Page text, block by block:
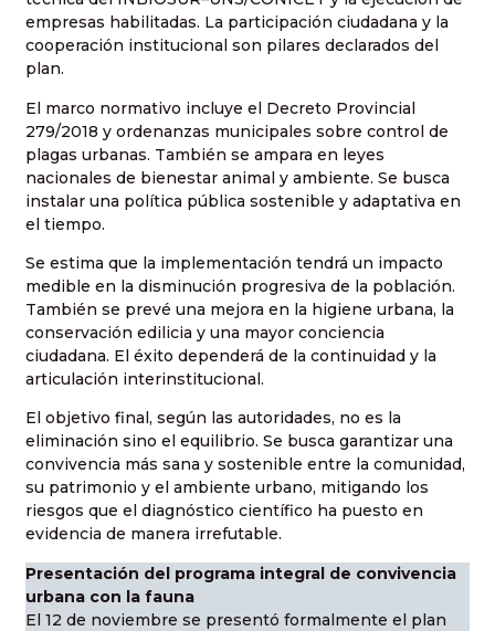
empresas habilitadas. La participación ciudadana y la
cooperación institucional son pilares declarados del
plan.
El marco normativo incluye el Decreto Provincial
279/2018 y ordenanzas municipales sobre control de
plagas urbanas. También se ampara en leyes
nacionales de bienestar animal y ambiente. Se busca
instalar una política pública sostenible y adaptativa en
el tiempo.
Se estima que la implementación tendrá un impacto
medible en la disminución progresiva de la población.
También se prevé una mejora en la higiene urbana, la
conservación edilicia y una mayor conciencia
ciudadana. El éxito dependerá de la continuidad y la
articulación interinstitucional.
El objetivo final, según las autoridades, no es la
eliminación sino el equilibrio. Se busca garantizar una
convivencia más sana y sostenible entre la comunidad,
su patrimonio y el ambiente urbano, mitigando los
riesgos que el diagnóstico científico ha puesto en
evidencia de manera irrefutable.
Presentación del programa integral de convivencia
urbana con la fauna
El 12 de noviembre se presentó formalmente el plan